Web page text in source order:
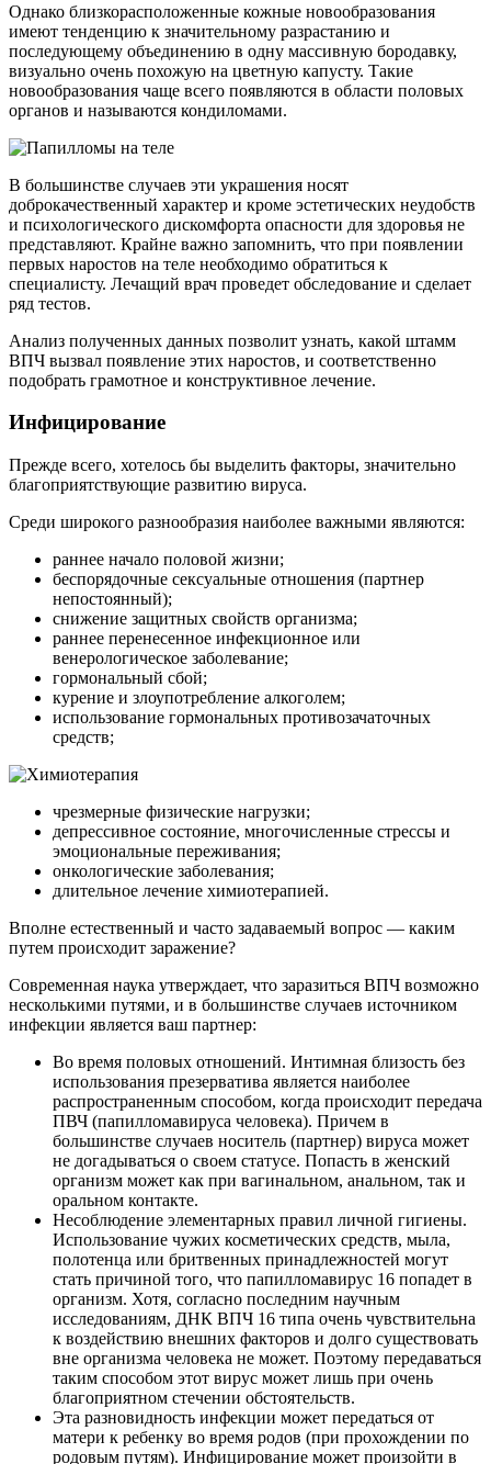
Однако близкорасположенные кожные новообразования
имеют тенденцию к значительному разрастанию и
последующему объединению в одну массивную бородавку,
визуально очень похожую на цветную капусту. Такие
новообразования чаще всего появляются в области половых
органов и называются кондиломами.
В большинстве случаев эти украшения носят
доброкачественный характер и кроме эстетических неудобств
и психологического дискомфорта опасности для здоровья не
представляют. Крайне важно запомнить, что при появлении
первых наростов на теле необходимо обратиться к
специалисту. Лечащий врач проведет обследование и сделает
ряд тестов.
Анализ полученных данных позволит узнать, какой штамм
ВПЧ вызвал появление этих наростов, и соответственно
подобрать грамотное и конструктивное лечение.
Инфицирование
Прежде всего, хотелось бы выделить факторы, значительно
благоприятствующие развитию вируса.
Среди широкого разнообразия наиболее важными являются:
раннее начало половой жизни;
беспорядочные сексуальные отношения (партнер
непостоянный);
снижение защитных свойств организма;
раннее перенесенное инфекционное или
венерологическое заболевание;
гормональный сбой;
курение и злоупотребление алкоголем;
использование гормональных противозачаточных
средств;
чрезмерные физические нагрузки;
депрессивное состояние, многочисленные стрессы и
эмоциональные переживания;
онкологические заболевания;
длительное лечение химиотерапией.
Вполне естественный и часто задаваемый вопрос — каким
путем происходит заражение?
Современная наука утверждает, что заразиться ВПЧ возможно
несколькими путями, и в большинстве случаев источником
инфекции является ваш партнер:
Во время половых отношений. Интимная близость без
использования презерватива является наиболее
распространенным способом, когда происходит передача
ПВЧ (папилломавируса человека). Причем в
большинстве случаев носитель (партнер) вируса может
не догадываться о своем статусе. Попасть в женский
организм может как при вагинальном, анальном, так и
оральном контакте.
Несоблюдение элементарных правил личной гигиены.
Использование чужих косметических средств, мыла,
полотенца или бритвенных принадлежностей могут
стать причиной того, что папилломавирус 16 попадет в
организм. Хотя, согласно последним научным
исследованиям, ДНК ВПЧ 16 типа очень чувствительна
к воздействию внешних факторов и долго существовать
вне организма человека не может. Поэтому передаваться
таким способом этот вирус может лишь при очень
благоприятном стечении обстоятельств.
Эта разновидность инфекции может передаться от
матери к ребенку во время родов (при прохождении по
родовым путям). Инфицирование может произойти в